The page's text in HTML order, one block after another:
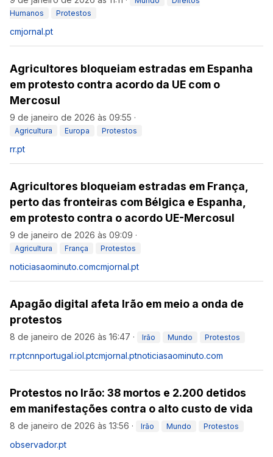
Humanos
Protestos
cmjornal.pt
Agricultores bloqueiam estradas em Espanha
em protesto contra acordo da UE com o
Mercosul
9 de janeiro de 2026 às 09:55 ·
Agricultura Europa Protestos
rr.pt
Agricultores bloqueiam estradas em França,
perto das fronteiras com Bélgica e Espanha,
em protesto contra o acordo UE-Mercosul
9 de janeiro de 2026 às 09:09 ·
Agricultura França Protestos
noticiasaominuto.comcmjornal.pt
Apagão digital afeta Irão em meio a onda de
protestos
8 de janeiro de 2026 às 16:47 · Irão Mundo Protestos
rr.ptcnnportugal.iol.ptcmjornal.ptnoticiasaominuto.com
Protestos no Irão: 38 mortos e 2.200 detidos
em manifestações contra o alto custo de vida
8 de janeiro de 2026 às 13:56 · Irão Mundo Protestos
observador.pt